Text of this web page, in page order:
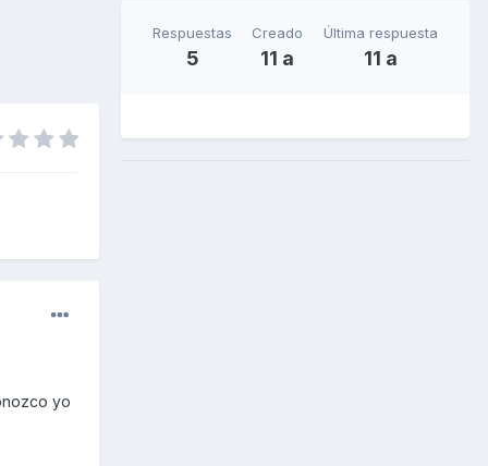
yo
Respuestas
5
Creado
11 a
Última respuesta
11 a